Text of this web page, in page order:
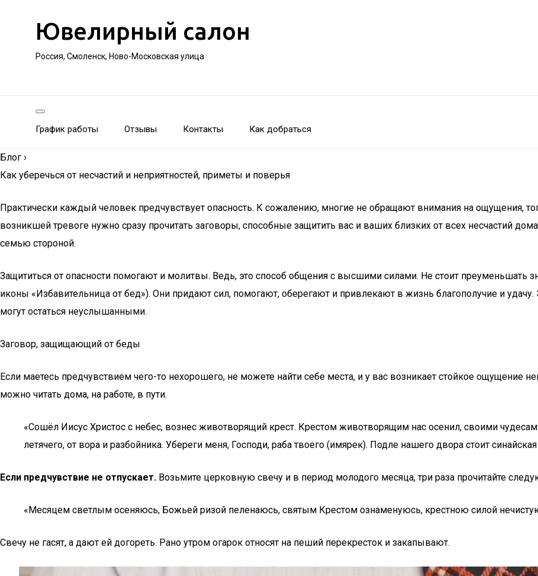
Ювелирный салон
Россия, Смоленск, Ново-Московская улица
График работы Отзывы Контакты Как добраться
Блог ›
Как уберечься от несчастий и неприятностей, приметы и поверья
Практически каждый человек предчувствует опасность. К сожалению, многие не обращают внимания на ощущения,
возникшей тревоге нужно сразу прочитать заговоры, способные защитить вас и ваших близких от всех несчастий
семью стороной.
Защититься от опасности помогают и молитвы. Ведь, это способ общения с высшими силами. Не стоит преуменьшать
иконы «Избавительница от бед»). Они придают сил, помогают, оберегают и привлекают в жизнь благополучие и удачу.
могут остаться неуслышанными.
Заговор, защищающий от беды
Если маетесь предчувствием чего-то нехорошего, не можете найти себе места, и у вас возникает стойкое ощущение
можно читать дома, на работе, в пути.
«Сошёл Иисус Христос с небес, вознес животворящий крест. Крестом животворящим нас осенил, своими
летячего, от вора и разбойника. Убереги меня, Господи, раба твоего (имярек). Подле нашего двора стоит
Если предчувствие не отпускает. Возьмите церковную свечу и в период молодого месяца, три раза прочитайте
«Месяцем светлым осеняюсь, Божьей ризой пеленаюсь, святым Крестом ознаменуюсь, крестною силой
Свечу не гасят, а дают ей догореть. Рано утром огарок относят на пеший перекресток и закапывают.